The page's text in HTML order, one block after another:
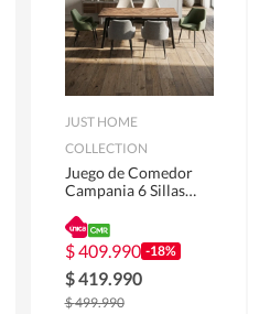
JUST HOME
COLLECTION
Juego de Comedor
Campania 6 Sillas
180 x 90 x 76 cm
Café
$409.990 -18%
$419.990
$499.990